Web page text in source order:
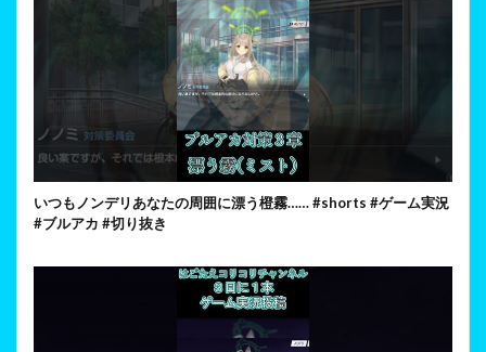
いつもノンデリあなたの周囲に漂う橙霧…… #shorts #ゲーム実況
#ブルアカ #切り抜き